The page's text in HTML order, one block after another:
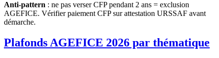
Anti-pattern : ne pas verser CFP pendant 2 ans = exclusion
AGEFICE. Vérifier paiement CFP sur attestation URSSAF avant
démarche.
Plafonds AGEFICE 2026 par thématique